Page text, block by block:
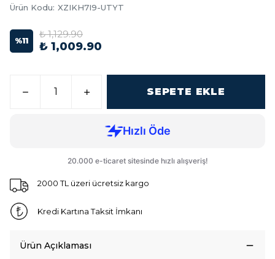
Ürün Kodu: XZIKH7I9-UTYT
%11
₺ 1,129.90
₺ 1,009.90
SEPETE EKLE
2000 TL üzeri ücretsiz kargo
Kredi Kartına Taksit İmkanı
Ürün Açıklaması